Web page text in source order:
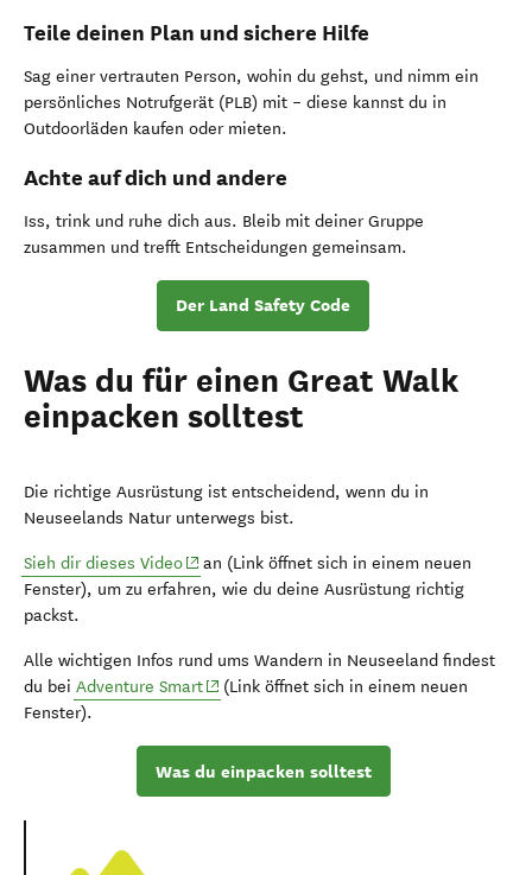
Teile deinen Plan und sichere Hilfe
Sag einer vertrauten Person, wohin du gehst, und nimm ein
persönliches Notrufgerät (PLB) mit – diese kannst du in
Outdoorläden kaufen oder mieten.
Achte auf dich und andere
Iss, trink und ruhe dich aus. Bleib mit deiner Gruppe
zusammen und trefft Entscheidungen gemeinsam.
Der Land Safety Code
Was du für einen Great Walk
einpacken solltest
Die richtige Ausrüstung ist entscheidend, wenn du in
Neuseelands Natur unterwegs bist.
Sieh dir dieses Video(opens in new window)
an (Link öffnet sich in einem neuen
Fenster), um zu erfahren, wie du deine Ausrüstung richtig
packst.
Alle wichtigen Infos rund ums Wandern in Neuseeland findest
du bei Adventure Smart(opens in new window)
(Link öffnet sich in einem neuen
Fenster).
Was du einpacken solltest